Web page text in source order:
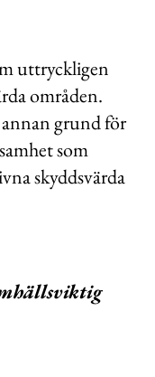
uttryckligen
områden.
grund för
som
skyddsvärda